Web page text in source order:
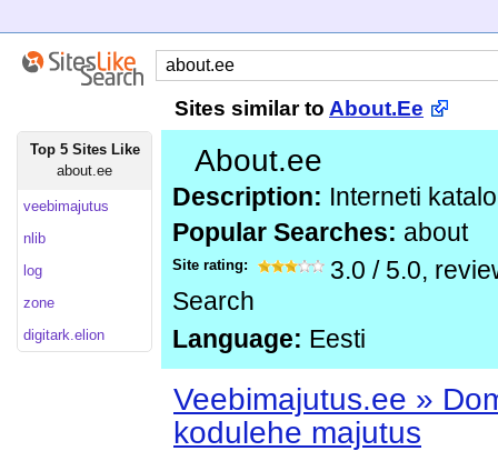
Sites similar to About.Ee
Top 5 Sites Like
about.ee
veebimajutus
nlib
log
zone
digitark.elion
About.ee
Description: Interneti
Popular Searches: about
Site rating: 3.0 / 5.0,
Search
Language: Eesti
Veebimajutus.ee »
kodulehe majutus